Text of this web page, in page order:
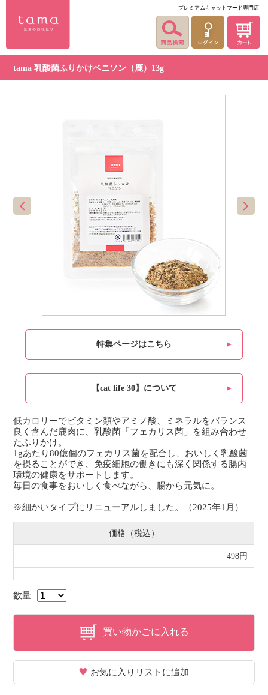
プレミアムキャットフード専門店
tama 乳酸菌ふりかけベニソン（鹿）13g
特集ページはこちら
【cat life 30】について
低カロリーでビタミン類やアミノ酸、ミネラルをバランス
良く含んだ鹿肉に、乳酸菌「フェカリス菌」を組み合わせ
たふりかけ。
1gあたり80億個のフェカリス菌を配合し、おいしく乳酸菌
を摂ることができ、免疫細胞の働きにも深く関係する腸内
環境の健康をサポートします。
毎日の食事をおいしく食べながら、腸から元気に。
※細かいタイプにリニューアルしました。（2025年1月）
価格（税込）
498円
数量
買い物かごに入れる
お気に入りリストに追加